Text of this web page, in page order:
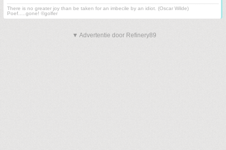
There is no greater joy than be taken for an imbecile by an idiot. (Oscar Wilde)
Poef.....gone! ©golfer
▼ Advertentie door Refinery89